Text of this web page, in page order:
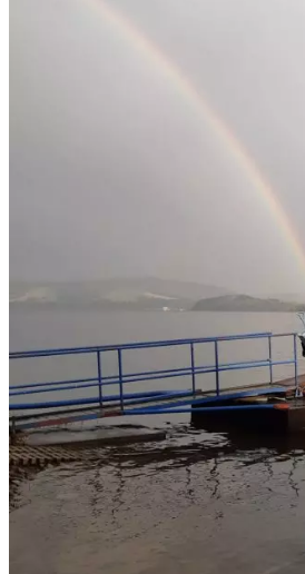
Gastro
Kúpele
Šport a agroturistika
Školstvo
Ekonomika obchod
Banskobystrický kraj
Tipy
Výlet
Turistika
Cyklistika
Hrady